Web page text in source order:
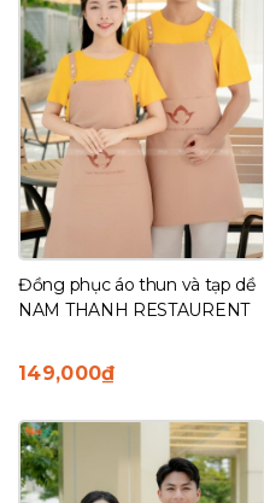
Đồng phục áo thun và tạp dề
NAM THANH RESTAURENT
149,000₫